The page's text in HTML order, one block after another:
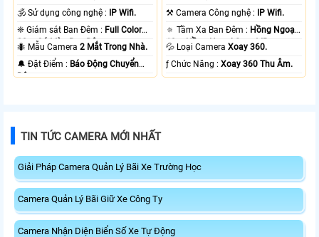
🕉️ Sử dụng công nghệ : IP Wifi.
❈ Giám sát Ban Đêm : Full Color
20m Có Màu Ban Ðêm.
🐜 Mẫu Camera2 Mắt Trong Nhà.
️🔔 Đặt Điểm : Báo Động Chuyển
Động.
⚒ Camera Công nghệ : IP Wifi.
🔅 Tầm Xa Ban Đêm : Hồng Ngoại
10m Hồng Ngoại Smart IR.
💦 Loại CameraXoay 360.
️ƒ Chức Năng :Xoay 360 Thu Âm.
TIN TỨC CAMERA MỚI NHẤT
Giải Pháp Camera Quản Lý Bãi Xe Trường Học
Camera Quản Lý Bãi Giữ Xe Công Ty
Camera Nhận Diện Biển Số Xe Tự Động